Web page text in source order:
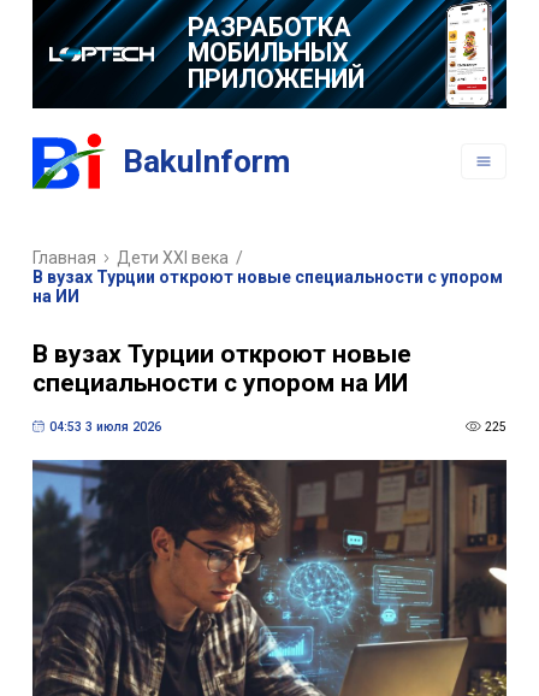
РАЗРАБОТКА
МОБИЛЬНЫХ
ПРИЛОЖЕНИЙ
BakuInform
Главная Дети XXI века /
В вузах Турции откроют новые специальности с упором
на ИИ
В вузах Турции откроют новые
специальности с упором на ИИ
04:53 3 июля 2026 225